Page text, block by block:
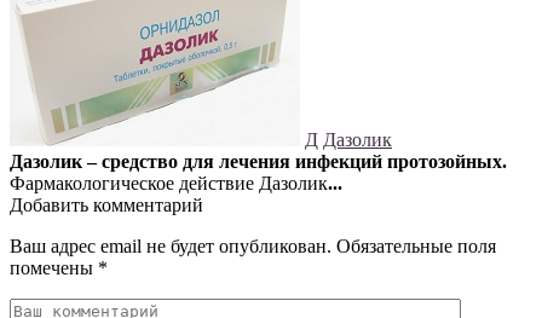
Д Дазолик
Дазолик – средство для лечения инфекций протозойных.
Фармакологическое действие Дазолик...
Добавить комментарий
Ваш адрес email не будет опубликован. Обязательные поля
помечены *